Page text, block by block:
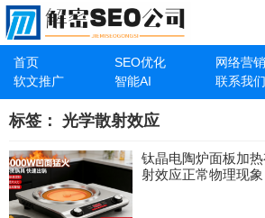
首页 SEO优化 网络营销
软文推广
智能AI 联系我们
标签： 光学散射效应
钛晶电陶炉面板加
射效应正常物理现